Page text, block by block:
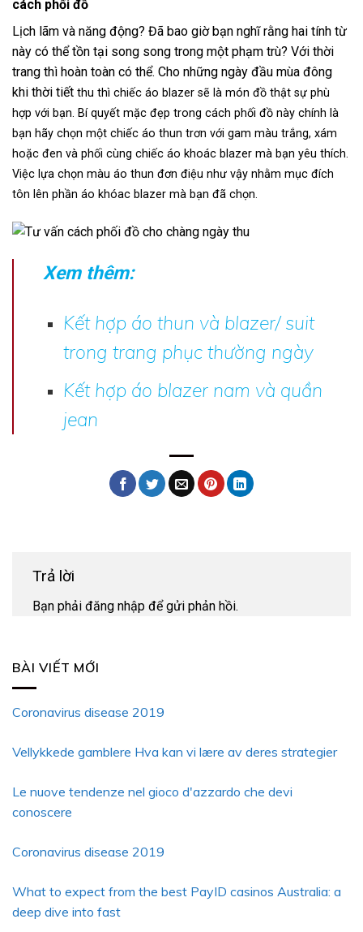
BÀI VIẾT MỚI
Coronavirus disease 2019
Vellykkede gamblere Hva kan vi lære av deres strategier
Le nuove tendenze nel gioco d'azzardo che devi
conoscere
Coronavirus disease 2019
What to expect from the best PayID casinos Australia: a
deep dive into fast
cách phối đồ
Lịch lãm và năng động? Đã bao giờ bạn nghĩ rằng hai tính từ
này có thể tồn tại song song trong một phạm trù? Với thời
trang thì hoàn toàn có thể. Cho những ngày đầu mùa đông
khi thời tiết thu thì chiếc áo blazer sẽ là món đồ thật sự phù
hợp với bạn. Bí quyết mặc đẹp trong cách phối đồ này chính là
bạn hãy chọn một chiếc áo thun trơn với gam màu trắng, xám
hoặc đen và phối cùng chiếc áo khoác blazer mà bạn yêu thích.
Việc lựa chọn màu áo thun đơn điệu như vậy nhằm mục đích
tôn lên phần áo khóac blazer mà bạn đã chọn.
Xem thêm:
Kết hợp áo thun và blazer/ suit
trong trang phục thường ngày
Kết hợp áo blazer nam và quần
jean
Trả lời
Bạn phải đăng nhập để gửi phản hồi.